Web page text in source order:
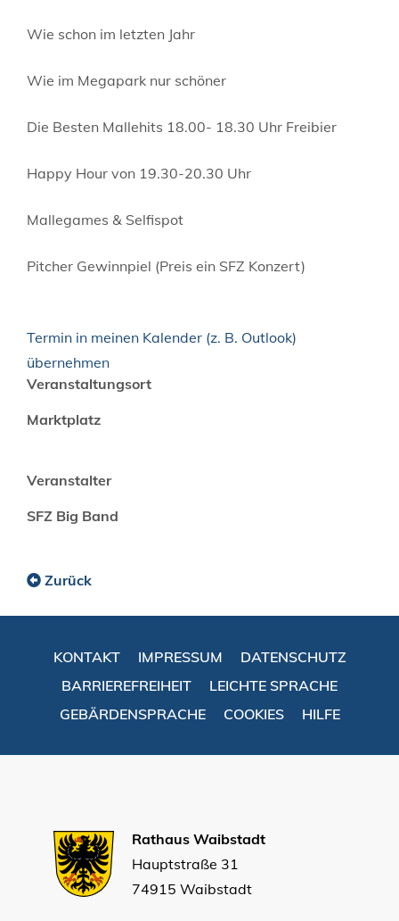
Wie schon im letzten Jahr
Wie im Megapark nur schöner
Die Besten Mallehits 18.00- 18.30 Uhr Freibier
Happy Hour von 19.30-20.30 Uhr
Mallegames & Selfispot
Pitcher Gewinnpiel (Preis ein SFZ Konzert)
Termin in meinen Kalender (z. B. Outlook)
übernehmen
Veranstaltungsort
Marktplatz
Veranstalter
SFZ Big Band
Zurück
KONTAKT IMPRESSUM
DATENSCHUTZ
BARRIEREFREIHEIT
LEICHTE SPRACHE
GEBÄRDENSPRACHE
COOKIES HILFE
Rathaus Waibstadt
Hauptstraße 31
74915 Waibstadt